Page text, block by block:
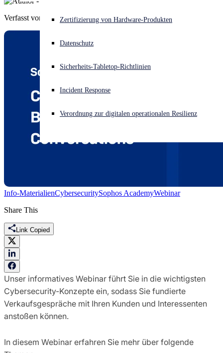
Akuter Cyberangriff? Fordern Sie Sofort-Hilfe an
Open language switcher
Zertifizierung von Hardware-Produkten
Datenschutz
Sicherheits-Tabletop-Richtlinien
Incident Response
Verordnung zur digitalen operationalen Resilienz
Verfasst von Sophos
Info-MaterialienCybersecuritySophos AcademyWebinar
Share This
Link Copied
Unser informatives Webinar führt Sie in die wichtigsten
Cybersecurity-Konzepte ein, sodass Sie fundierte
Verkaufsgespräche mit Ihren Kunden und Interessenten
anstoßen können.
In diesem Webinar erfahren Sie mehr über folgende